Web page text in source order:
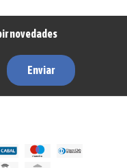
novedades
Enviar